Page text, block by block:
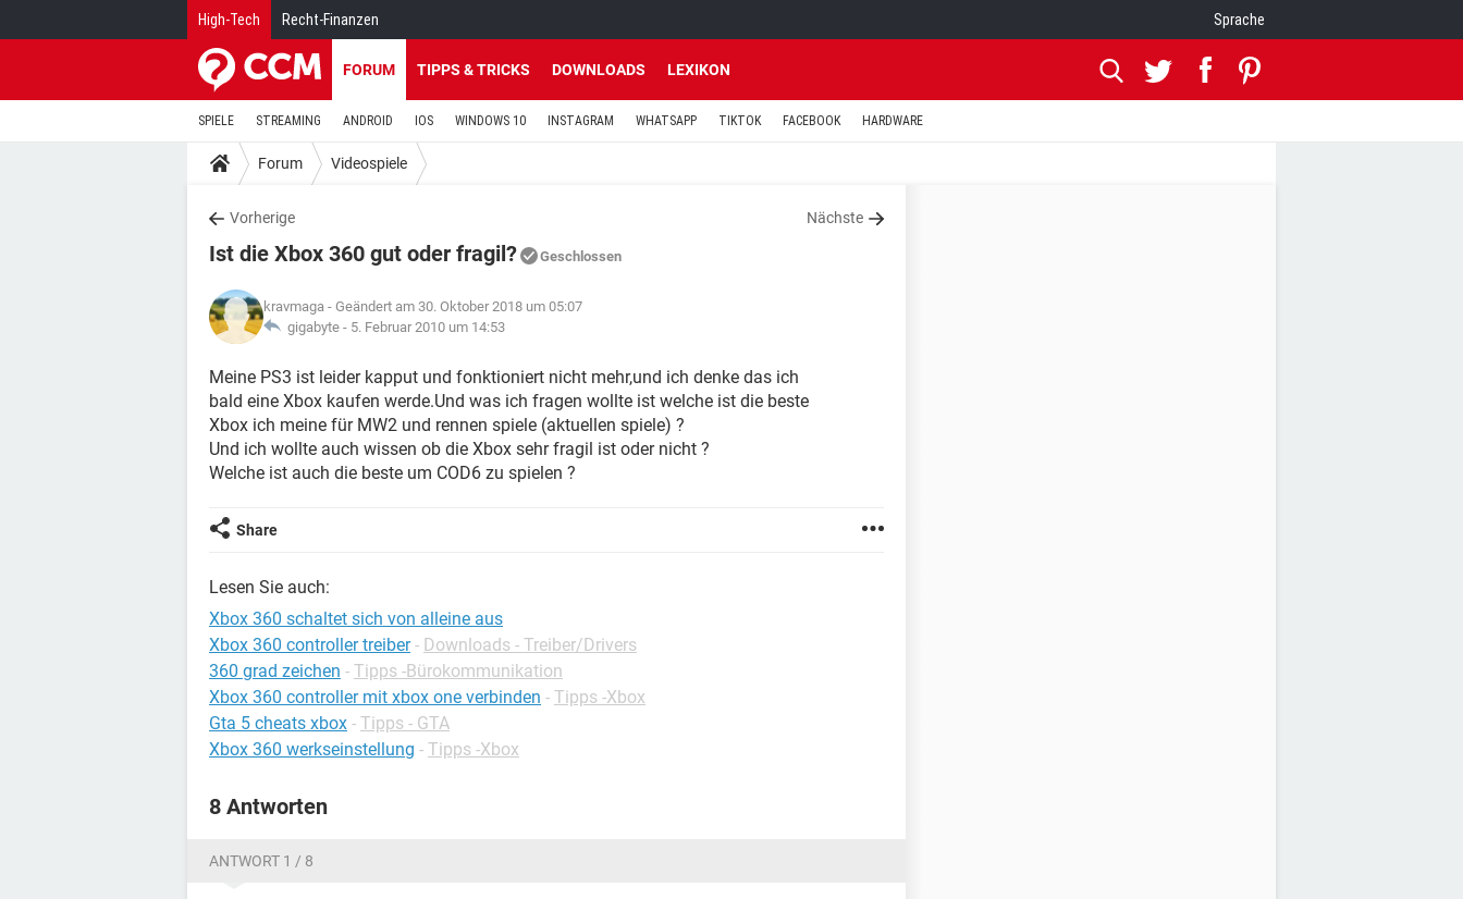
High-Tech Recht-Finanzen Sprache
FORUM TIPPS & TRICKS DOWNLOADS LEXIKON
SPIELE STREAMING ANDROID IOS WINDOWS 10 INSTAGRAM WHATSAPP TIKTOK FACEBOOK HARDWARE
Forum Videospiele
Vorherige Nächste
Ist die Xbox 360 gut oder fragil? Geschlossen
kravmaga - Geändert am 30. Oktober 2018 um 05:07
gigabyte - 5. Februar 2010 um 14:53
Meine PS3 ist leider kapput und fonktioniert nicht mehr,und ich denke das ich
bald eine Xbox kaufen werde.Und was ich fragen wollte ist welche ist die beste
Xbox ich meine für MW2 und rennen spiele (aktuellen spiele) ?
Und ich wollte auch wissen ob die Xbox sehr fragil ist oder nicht ?
Welche ist auch die beste um COD6 zu spielen ?
Share
Lesen Sie auch:
Xbox 360 schaltet sich von alleine aus
Xbox 360 controller treiber - Downloads - Treiber/Drivers
360 grad zeichen - Tipps -Bürokommunikation
Xbox 360 controller mit xbox one verbinden - Tipps -Xbox
Gta 5 cheats xbox - Tipps - GTA
Xbox 360 werkseinstellung - Tipps -Xbox
8 Antworten
ANTWORT 1 / 8